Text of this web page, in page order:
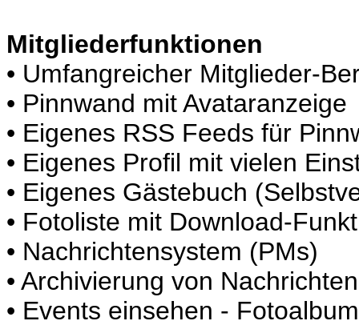
Mitgliederfunktionen
• Umfangreicher Mitglieder-
• Pinnwand mit Avataranzeige
• Eigenes RSS Feeds für
• Eigenes Profil mit vielen
• Eigenes Gästebuch
• Fotoliste mit Download-
• Nachrichtensystem (PMs)
• Archivierung von
• Events einsehen - Fotoalbum